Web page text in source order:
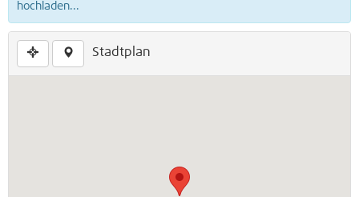
hochladen...
Stadtplan